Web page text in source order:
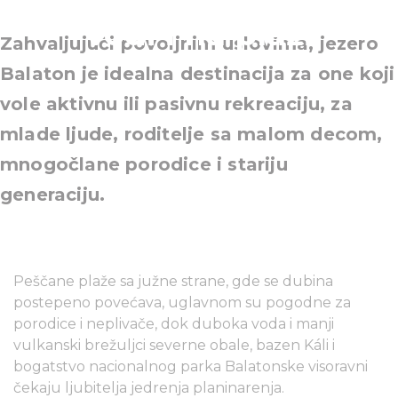
vodi i na plaži
Zahvaljujući povoljnim uslovima, jezero
Balaton je idealna destinacija za one koji
vole aktivnu ili pasivnu rekreaciju, za
mlade ljude, roditelje sa malom decom,
mnogočlane porodice i stariju
generaciju.
Peščane plaže sa južne strane, gde se dubina
postepeno povećava, uglavnom su pogodne za
porodice i neplivače, dok duboka voda i manji
vulkanski brežuljci severne obale, bazen Káli i
bogatstvo nacionalnog parka Balatonske visoravni
čekaju ljubitelja jedrenja planinarenja.